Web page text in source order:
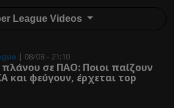
League Videos
| 08/08 - 21:10
σε ΠΑΟ: Ποιοι παίζουν
και φεύγουν, έρχεται τοp